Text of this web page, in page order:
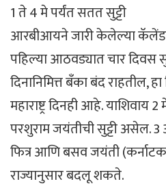
1 ते 4 मे पर्यंत सतत सुट्टी
आरबीआयने जारी केलेल्या
पहिल्या आठवड्यात चार दिवस
दिनानिमित्त बँका बंद राहतील,
महाराष्ट्र दिनही आहे. याशिवाय
परशुराम जयंतीची सुट्टी असेल.
फित्र आणि बसव जयंती
राज्यानुसार बदलू शकते.